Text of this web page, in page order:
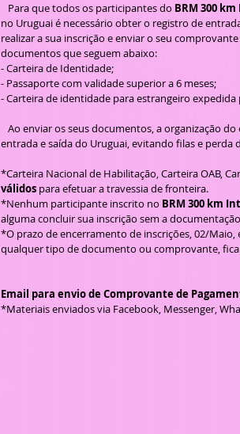
   Para que todos os participantes do
BRM 300
no Uruguai é necessário obter o registro de
realizar a sua inscrição e enviar o seu
documentos que seguem abaixo:
- Carteira de Identidade;
- Passaporte com validade superior a 6 meses;
- Carteira de identidade para estrangeiro expedida
entrada e saída do Uruguai, evitando filas e perda
*Carteira Nacional de Habilitação, Carteira OAB,
válidos para efetuar a travessia de fronteira.
*Nenhum participante inscrito no BRM 300 km
alguma concluir sua inscrição sem a
*O prazo de encerramento de inscrições, 02/
qualquer tipo de documento ou comprovante,
Email para envio de Comprovante de
*Materiais enviados via Facebook, Messenger,